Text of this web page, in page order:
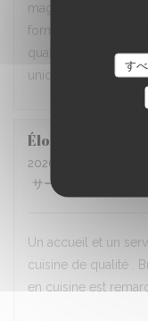
す
magnifique et le
formidables. La
qualité est parfois
unique!
Élodie
2026-07-01
- 19:30 -
サービス
Un accueil et un
cuisine de qualité .
en cuisine est